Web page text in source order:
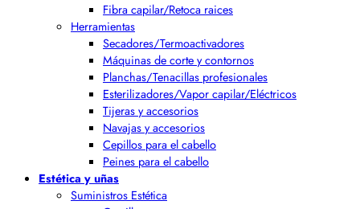
Fibra capilar/Retoca raices
Herramientas
Secadores/Termoactivadores
Máquinas de corte y contornos
Planchas/Tenacillas profesionales
Esterilizadores/Vapor capilar/Eléctricos
Tijeras y accesorios
Navajas y accesorios
Cepillos para el cabello
Peines para el cabello
Estética y uñas
Suministros Estética